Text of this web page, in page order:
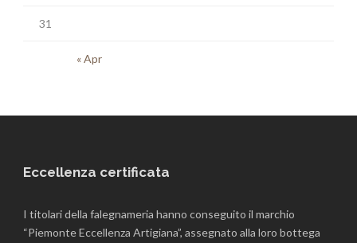
« Apr
31
Eccellenza certificata
I titolari della falegnameria hanno conseguito il marchio
“Piemonte Eccellenza Artigiana”, assegnato alla loro bottega